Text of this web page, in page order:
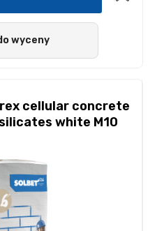
wyceny
cellular concrete
white M10